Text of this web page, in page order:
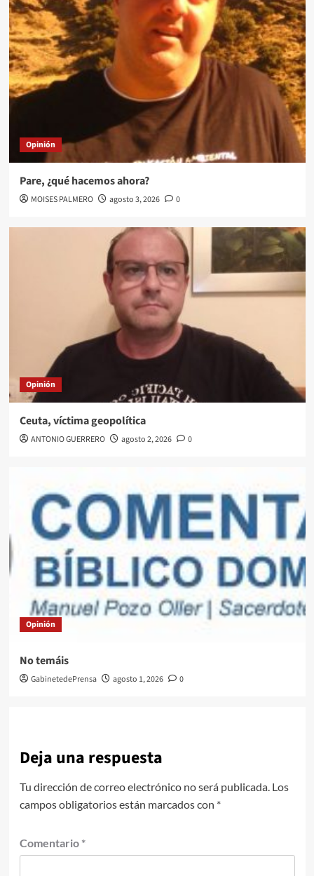
Opinión
Pare, ¿qué hacemos ahora?
MOISES PALMERO agosto 3, 2026 0
Opinión
Ceuta, víctima geopolítica
ANTONIO GUERRERO agosto 2, 2026 0
Opinión
No temáis
GabinetedePrensa agosto 1, 2026 0
Deja una respuesta
Tu dirección de correo electrónico no será publicada. Los
campos obligatorios están marcados con *
Comentario *